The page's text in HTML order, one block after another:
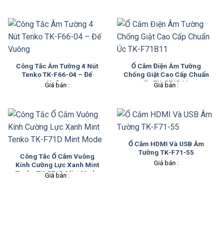
Công Tắc Âm Tường 4 Nút
Tenko TK-F66-04 – Đế
Vuông
Giá bán :
Ổ Cắm Điện Âm Tường
Chống Giật Cao Cấp Chuẩn
Úc TK-F71B11
Giá bán :
Công Tắc Ổ Cắm Vuông
Kính Cường Lực Xanh Mint
Tenko TK-F71D Mint Mode
Giá bán :
Ổ Cắm HDMI Và USB Âm
Tường TK-F71-55
Giá bán :